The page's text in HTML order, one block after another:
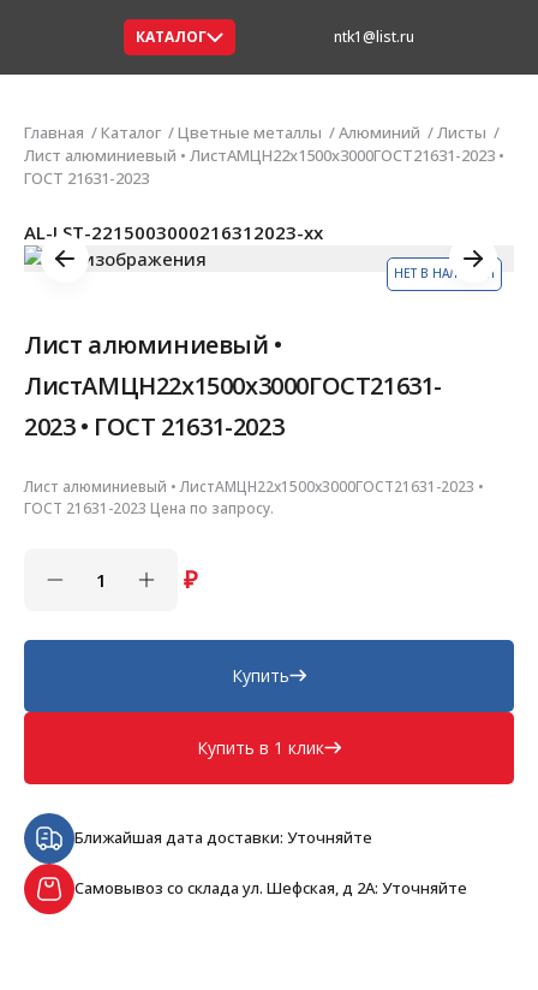
КАТАЛОГ ntk1@list.ru
Главная Каталог Цветные металлы Алюминий
Листы
Лист алюминиевый • ЛистАМЦН22х1500х3000ГОСТ21631-2023 •
ГОСТ 21631-2023
НЕТ В НАЛИЧИИ
AL-LST-2215003000216312023-xx
Лист алюминиевый •
ЛистАМЦН22х1500х3000ГОСТ21631-
2023 • ГОСТ 21631-2023
Лист алюминиевый • ЛистАМЦН22х1500х3000ГОСТ21631-2023 •
ГОСТ 21631-2023 Цена по запросу.
₽
Купить
Купить в 1 клик
Ближайшая дата доставки: Уточняйте
Самовывоз со склада ул. Шефская, д 2А: Уточняйте